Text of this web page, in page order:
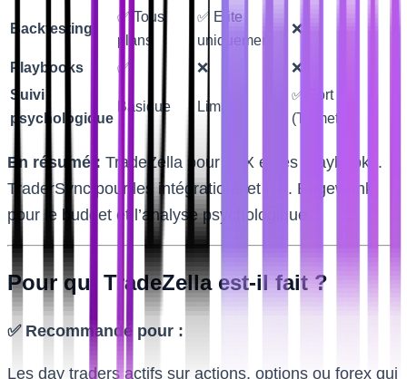
Backtesting
✅ Tous
plans
✅ Elite
uniquement
❌
Playbooks ✅ ❌
❌
Suivi
psychologique
Basique Limité
✅ Fort
(Tiltmeter)
En résumé : TradeZella pour l’UX et les Playbooks.
TraderSync pour les intégrations et l’IA. Edgewonk
pour le budget et l’analyse psychologique.
Pour qui TradeZella est-il fait ?
✅ Recommandé pour :
Les day traders actifs sur actions, options ou forex qui